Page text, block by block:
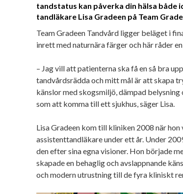
tandstatus kan påverka din hälsa både
tandläkare Lisa Gradeen på Team
Team Gradeen Tandvård ligger beläget i
inrett med naturnära färger och här råder en
– Jag vill att patienterna ska få en så bra
tandvårdsrädda och mitt mål är att skapa
känslor med skogsmiljö, dämpad belysning
som att komma till ett sjukhus, säger Lisa.
Lisa Gradeen kom till kliniken 2008 när
assistenttandläkare under ett år. Under
den efter sina egna visioner. Hon började
skapade en behaglig och avslappnande
och modern utrustning till de fyra kliniskt